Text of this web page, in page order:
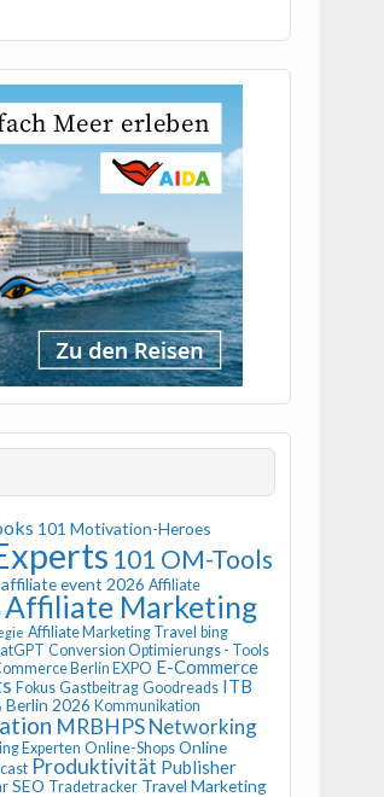
101 Motivation-Heroes
101 OM-Tools
affiliate event 2026 Affiliate
Affiliate Marketing
Affiliate Marketing Travel bing
Conversion Optimierungs - Tools
Berlin EXPO E-Commerce
Fokus Gastbeitrag Goodreads ITB
Berlin 2026 Kommunikation
MRBHPS Networking
Experten Online-Shops Online
Produktivität Publisher
SEO Tradetracker Travel Marketing